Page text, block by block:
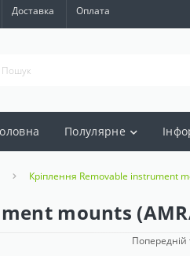
Доставка Оплата
Полулярне
Кріплення Removable instrument
mounts
Попередній